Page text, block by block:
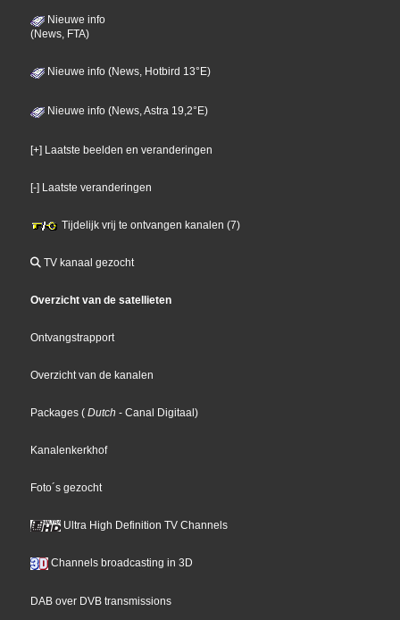
Nieuwe info
(News, FTA)
Nieuwe info (News, Hotbird 13°E)
Nieuwe info (News, Astra 19,2°E)
[+] Laatste beelden en veranderingen
[-] Laatste veranderingen
Tijdelijk vrij te ontvangen kanalen (7)
TV kanaal gezocht
Overzicht van de satellieten
Ontvangstrapport
Overzicht van de kanalen
Packages ( Dutch - Canal Digitaal)
Kanalenkerkhof
Foto´s gezocht
Ultra High Definition TV Channels
Channels broadcasting in 3D
DAB over DVB transmissions